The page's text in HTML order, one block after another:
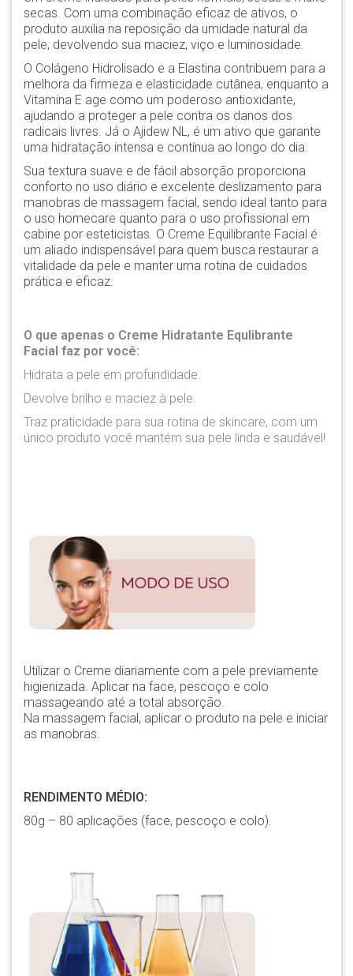
secas. Com uma combinação eficaz de ativos, o
produto auxilia na reposição da umidade natural da
pele, devolvendo sua maciez, viço e luminosidade.
O Colágeno Hidrolisado e a Elastina contribuem para a
melhora da firmeza e elasticidade cutânea, enquanto a
Vitamina E age como um poderoso antioxidante,
ajudando a proteger a pele contra os danos dos
radicais livres. Já o Ajidew NL, é um ativo que garante
uma hidratação intensa e contínua ao longo do dia.
Sua textura suave e de fácil absorção proporciona
conforto no uso diário e excelente deslizamento para
manobras de massagem facial, sendo ideal tanto para
o uso homecare quanto para o uso profissional em
cabine por esteticistas. O Creme Equilibrante Facial é
um aliado indispensável para quem busca restaurar a
vitalidade da pele e manter uma rotina de cuidados
prática e eficaz.
O que apenas o Creme Hidratante Equlibrante
Facial faz por você:
Hidrata a pele em profundidade.
Devolve brilho e maciez à pele.
Traz praticidade para sua rotina de skincare, com um
único produto você mantém sua pele linda e saudável!
Utilizar o Creme diariamente com a pele previamente
higienizada. Aplicar na face, pescoço e colo
massageando até a total absorção.
Na massagem facial, aplicar o produto na pele e iniciar
as manobras.
RENDIMENTO MÉDIO:
80g – 80 aplicações (face, pescoço e colo).